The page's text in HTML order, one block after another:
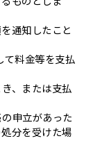
通知したこと
料金等を支払
、または支払
申立があった
分を受けた場